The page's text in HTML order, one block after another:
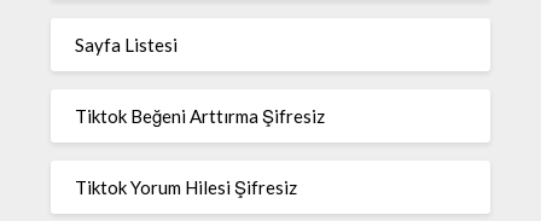
Sayfa Listesi
Tiktok Beğeni Arttırma Şifresiz
Tiktok Yorum Hilesi Şifresiz